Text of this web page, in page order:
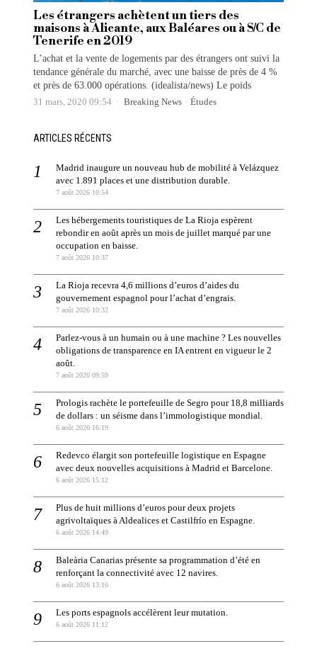
Les étrangers achètent un tiers des
maisons à Alicante, aux Baléares ou à S/C de
Tenerife en 2019
L’achat et la vente de logements par des étrangers ont suivi la
tendance générale du marché, avec une baisse de près de 4 %
et près de 63.000 opérations. (idealista/news) Le poids
31 mars, 2020 09:54 Breaking News · Études
ARTICLES RÉCENTS
Madrid inaugure un nouveau hub de mobilité à Velázquez
avec 1.891 places et une distribution durable.
7 août 2026 10:54
Les hébergements touristiques de La Rioja espèrent
rebondir en août après un mois de juillet marqué par une
occupation en baisse.
7 août 2026 10:37
La Rioja recevra 4,6 millions d’euros d’aides du
gouvernement espagnol pour l’achat d’engrais.
7 août 2026 10:32
Parlez-vous à un humain ou à une machine ? Les nouvelles
obligations de transparence en IA entrent en vigueur le 2
août.
7 août 2026 09:59
Prologis rachète le portefeuille de Segro pour 18,8 milliards
de dollars : un séisme dans l’immologistique mondial.
6 août 2026 16:19
Redevco élargit son portefeuille logistique en Espagne
avec deux nouvelles acquisitions à Madrid et Barcelone.
6 août 2026 15:12
Plus de huit millions d’euros pour deux projets
agrivoltaïques à Aldealices et Castilfrío en Espagne.
6 août 2026 14:49
Baleària Canarias présente sa programmation d’été en
renforçant la connectivité avec 12 navires.
6 août 2026 13:16
Les ports espagnols accélèrent leur mutation.
6 août 2026 11:12